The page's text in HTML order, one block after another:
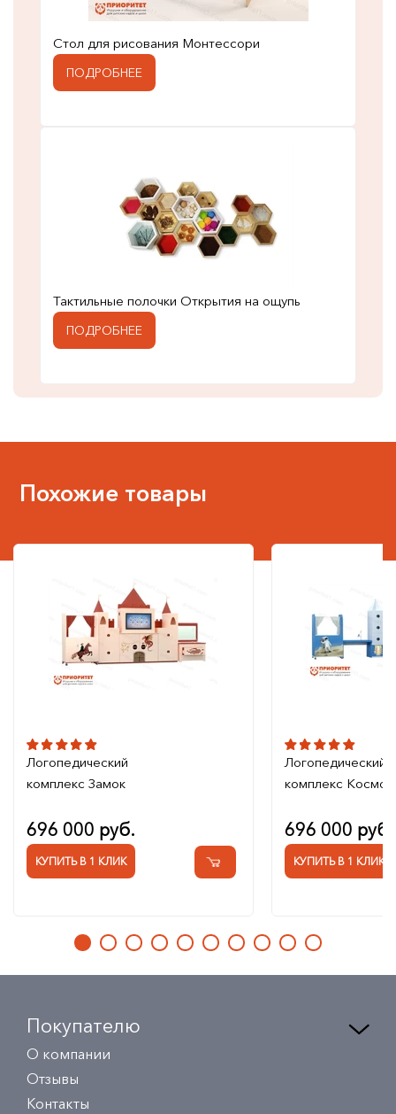
Стол для рисования Монтессори
ПОДРОБНЕЕ
Тактильные полочки Открытия на ощупь
ПОДРОБНЕЕ
Похожие товары
Логопедический
комплекс Замок
696 000 руб.
КУПИТЬ В 1 КЛИК
Логопедический
комплекс Космос
696 000 руб.
КУПИТЬ В 1 КЛИК
Покупателю
О компании
Отзывы
Контакты